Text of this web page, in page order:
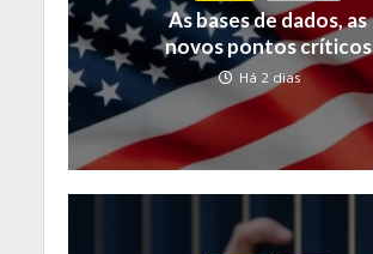
As bases de dados, as
novos pontos críticos
Há 2 dias